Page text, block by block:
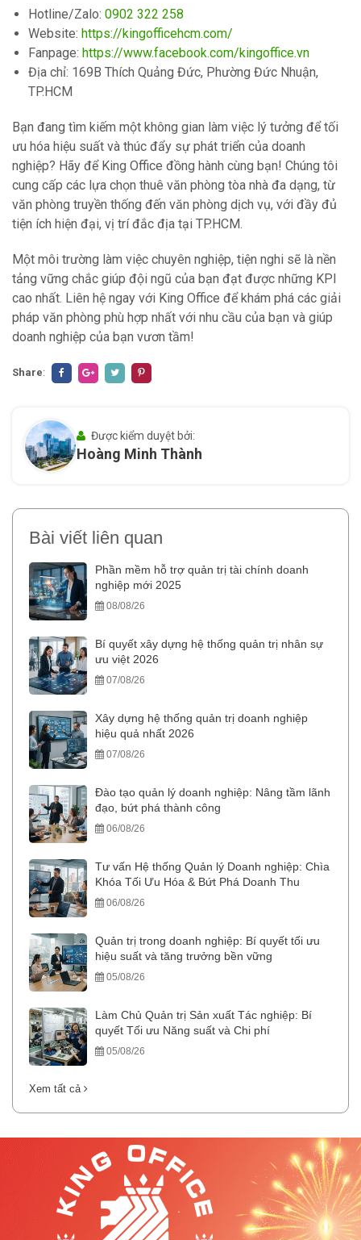
Hotline/Zalo: 0902 322 258
Website: https://kingofficehcm.com/
Fanpage: https://www.facebook.com/kingoffice.vn
Địa chỉ: 169B Thích Quảng Đức, Phường Đức Nhuận,
TP.HCM
Bạn đang tìm kiếm một không gian làm việc lý tưởng để tối
ưu hóa hiệu suất và thúc đẩy sự phát triển của doanh
nghiệp? Hãy để King Office đồng hành cùng bạn! Chúng tôi
cung cấp các lựa chọn thuê văn phòng tòa nhà đa dạng, từ
văn phòng truyền thống đến văn phòng dịch vụ, với đầy đủ
tiện ích hiện đại, vị trí đắc địa tại TP.HCM.
Một môi trường làm việc chuyên nghiệp, tiện nghi sẽ là nền
tảng vững chắc giúp đội ngũ của bạn đạt được những KPI
cao nhất. Liên hệ ngay với King Office để khám phá các giải
pháp văn phòng phù hợp nhất với nhu cầu của bạn và giúp
doanh nghiệp của bạn vươn tầm!
Share:
Được kiểm duyệt bởi:
Hoàng Minh Thành
Bài viết liên quan
Phần mềm hỗ trợ quản trị tài chính doanh
nghiệp mới 2025
08/08/26
Bí quyết xây dựng hệ thống quản trị nhân sự
ưu việt 2026
07/08/26
Xây dựng hệ thống quản trị doanh nghiệp
hiệu quả nhất 2026
07/08/26
Đào tạo quản lý doanh nghiệp: Nâng tầm lãnh
đạo, bứt phá thành công
06/08/26
Tư vấn Hệ thống Quản lý Doanh nghiệp: Chìa
Khóa Tối Ưu Hóa & Bứt Phá Doanh Thu
06/08/26
Quản trị trong doanh nghiệp: Bí quyết tối ưu
hiệu suất và tăng trưởng bền vững
05/08/26
Làm Chủ Quản trị Sản xuất Tác nghiệp: Bí
quyết Tối ưu Năng suất và Chi phí
05/08/26
Xem tất cả
.